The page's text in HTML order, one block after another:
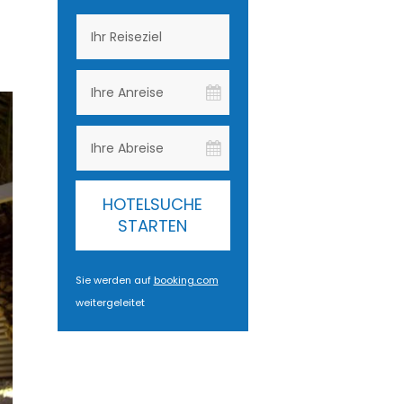
HOTELSUCHE
STARTEN
Sie werden aufbooking.com
weitergeleitet